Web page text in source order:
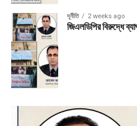
দূর্নীতি 2 weeks ago
জিএলডিপির বিরুদ্ধে